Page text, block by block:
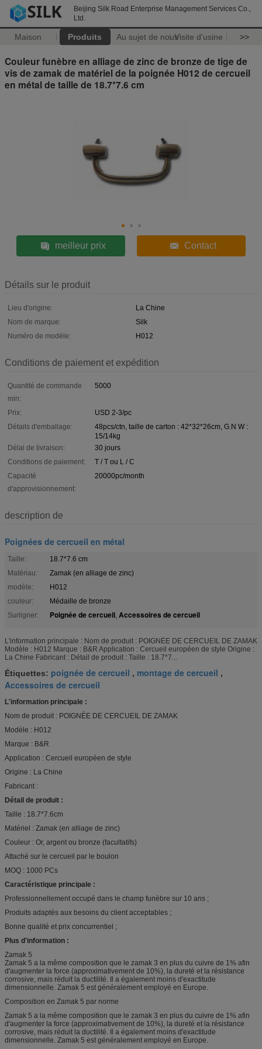
Beijing Silk Road Enterprise Management Services Co.,
Ltd.
Maison Produits Au sujet de nousVisite d'usine >>
Couleur funèbre en alliage de zinc de bronze de tige de
vis de zamak de matériel de la poignée H012 de cercueil
en métal de taille de 18.7*7.6 cm
meilleur prix Contact
Détails sur le produit
Lieu d'origine:
La Chine
Nom de marque:
Silk
Numéro de modèle:
H012
Conditions de paiement et expédition
Quantité de commande
min:
5000
Prix:
USD 2-3/pc
Détails d'emballage:
48pcs/ctn, taille de carton : 42*32*26cm, G.N W :
15/14kg
Délai de livraison:
30 jours
Conditions de paiement:
T / T ou L / C
Capacité
d'approvisionnement:
20000pc/month
description de
Poignées de cercueil en métal
Taille:
18.7*7.6 cm
Matériau:
Zamak (en alliage de zinc)
modèle:
H012
couleur:
Médaille de bronze
Surligner:
Poignée de cercueil, Accessoires de cercueil
L'information principale : Nom de produit : POIGNÉE DE CERCUEIL DE ZAMAK
Modèle : H012 Marque : B&R Application : Cercueil européen de style Origine :
La Chine Fabricant : Détail de produit : Taille : 18.7*7...
Étiquettes: poignée de cercueil , montage de cercueil ,
Accessoires de cercueil
L'information principale :
Nom de produit : POIGNÉE DE CERCUEIL DE ZAMAK
Modèle : H012
Marque : B&R
Application : Cercueil européen de style
Origine : La Chine
Fabricant :
Détail de produit :
Taille : 18.7*7.6cm
Matériel : Zamak (en alliage de zinc)
Couleur : Or, argent ou bronze (facultatifs)
Attaché sur le cercueil par le boulon
MOQ : 1000 PCs
Caractéristique principale :
Professionnellement occupé dans le champ funèbre sur 10 ans ;
Produits adaptés aux besoins du client acceptables ;
Bonne qualité et prix concurrentiel ;
Plus d'information :
Zamak 5
Zamak 5 a la même composition que le zamak 3 en plus du cuivre de 1% afin
d'augmenter la force (approximativement de 10%), la dureté et la résistance
corrosive, mais réduit la ductilité. Il a également moins d'exactitude
dimensionnelle. Zamak 5 est généralement employé en Europe.
Composition en Zamak 5 par norme
Zamak 5 a la même composition que le zamak 3 en plus du cuivre de 1% afin
d'augmenter la force (approximativement de 10%), la dureté et la résistance
corrosive, mais réduit la ductilité. Il a également moins d'exactitude
dimensionnelle. Zamak 5 est généralement employé en Europe.